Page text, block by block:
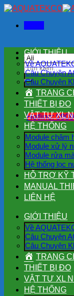
Skip
content
Tìm
kiếm:
Hotline:
GIỚI THIỆU
Về
Câu Chuyện
Câu Chuyện
TRANG
THIẾT BỊ ĐO
VẬT TƯ XL
HỆ THỐNG
Module châm
Module xử lý
Module rửa
Hệ thống lọc
HỖ TRỢ KỸ
MANUAL
LIÊN HỆ
GIỚI THIỆU
Về
Câu Chuyện
Câu Chuyện
TRANG
THIẾT BỊ ĐO
VẬT TƯ XL
HỆ THỐNG